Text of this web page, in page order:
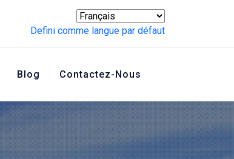
Defini comme langue par défaut
Blog Contactez-Nous